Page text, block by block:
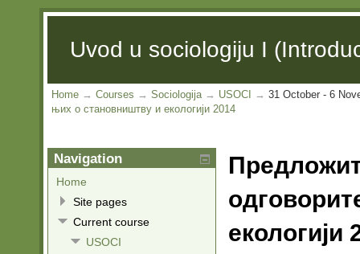
Uvod u sociologiju I
Home → Courses → Sociologija → USOCI → 31 October - 6
њих о становништву и екологији 2014
екологији
Navigation
Home
Site pages
Current course
USOCI